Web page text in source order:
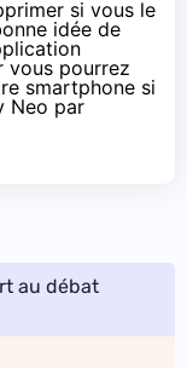
si vous le
idée de
vous pourrez
smartphone si
Neo par
au débat